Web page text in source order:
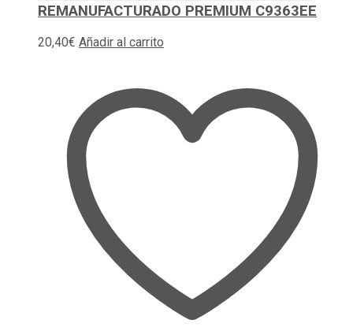
REMANUFACTURADO PREMIUM C9363EE
20,40€ Añadir al carrito